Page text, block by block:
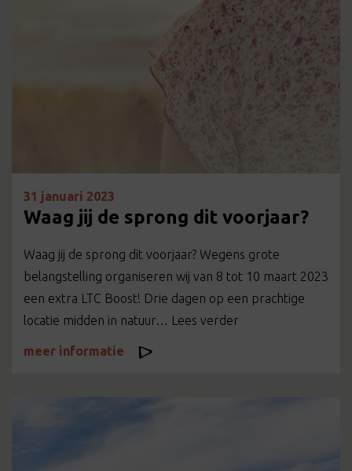
31 januari 2023
Waag jij de sprong dit voorjaar?
Waag jij de sprong dit voorjaar? Wegens grote
belangstelling organiseren wij van 8 tot 10 maart 2023
een extra LTC Boost! Drie dagen op een prachtige
locatie midden in natuur… Lees verder
meer informatie